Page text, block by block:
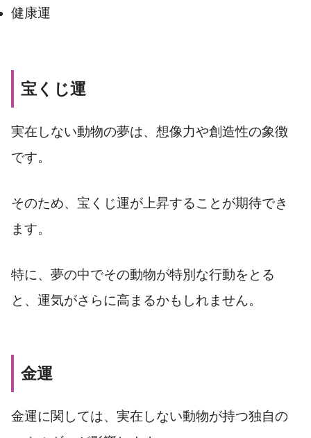
健康運
宝くじ運
実在しない動物の夢は、想像力や創造性の象徴
です。
そのため、宝くじ運が上昇することが期待でき
ます。
特に、夢の中でその動物が特別な行動をとる
と、運気がさらに高まるかもしれません。
金運
金運に関しては、実在しない動物が持つ独自の